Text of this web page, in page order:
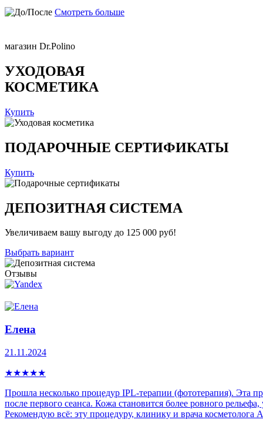
Смотреть больше
магазин Dr.Polino
УХОДОВАЯ
КОСМЕТИКА
Купить
ПОДАРОЧНЫЕ СЕРТИФИКАТЫ
Купить
ДЕПОЗИТНАЯ СИСТЕМА
Увеличиваем вашу выгоду до 125 000 руб!
Выбрать вариант
Отзывы
Елена
21.11.2024
★★★★★
Прошла несколько процедур IPL-теpапии (фототерапия). Эта
после первого сеанса. Кожа становится более ровного
Рекомендую всё: эту процедуру, клинику и врача